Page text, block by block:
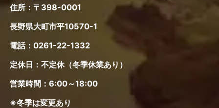
住所：〒398-0001
長野県大町市平10570-1
電話： 0261-22-1332
定休日：不定休（冬季休業あり）
営業時間：6:00～18:00
※冬季は変更あり